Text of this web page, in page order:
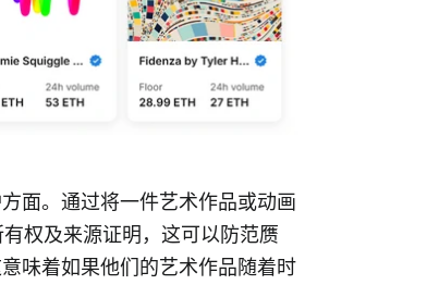
面。通过将一件艺术作品或动画
权及来源证明，这可以防范赝
味着如果他们的艺术作品随着时